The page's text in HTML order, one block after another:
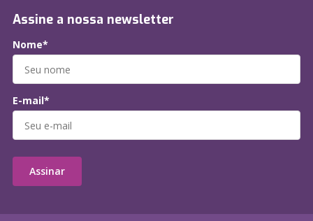
Assine a nossa newsletter
Nome*
E-mail*
Assinar